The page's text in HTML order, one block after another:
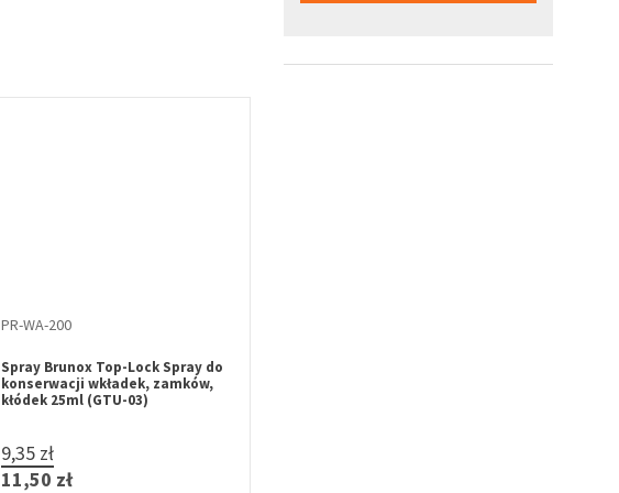
PR-WA-200
Spray Brunox Top-Lock Spray do
konserwacji wkładek, zamków,
kłódek 25ml (GTU-03)
9,35 zł
11,50 zł